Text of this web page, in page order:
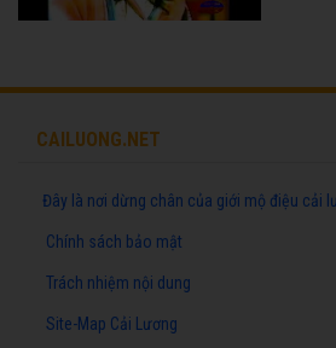
CAILUONG.NET
Đây là nơi dừng chân của giới mộ điệu cải
Chính sách bảo mật
Trách nhiệm nội dung
Site-Map Cải Lương